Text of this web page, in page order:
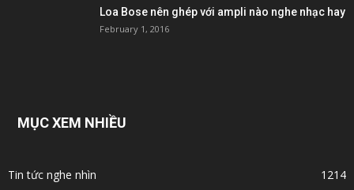
Loa Bose nên ghép với ampli nào nghe nhạc hay
February 1, 2016
MỤC XEM NHIỀU
Tin tức nghe nhìn
1214